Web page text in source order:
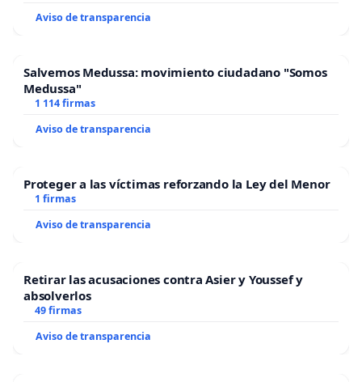
Aviso de transparencia
Salvemos Medussa: movimiento ciudadano "Somos
Medussa"
1 114 firmas
Aviso de transparencia
Proteger a las víctimas reforzando la Ley del Menor
1 firmas
Aviso de transparencia
Retirar las acusaciones contra Asier y Youssef y
absolverlos
49 firmas
Aviso de transparencia